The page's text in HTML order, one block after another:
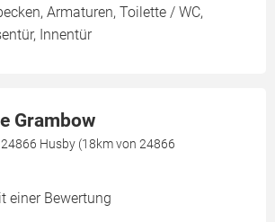
Armaturen, Toilette / WC,
Innentür
Grambow
Husby (18km von 24866
einer Bewertung